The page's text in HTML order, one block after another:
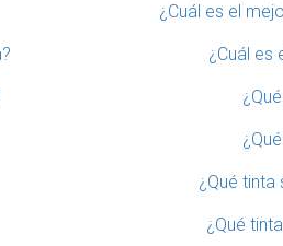
¿Cuál es el
¿Cuál es
¿Qué tinta
¿Qué